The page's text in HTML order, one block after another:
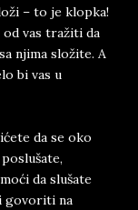
– to je klopka!
od vas tražiti da
njima složite. A
bi vas u
da se oko
da slušate
govoriti na